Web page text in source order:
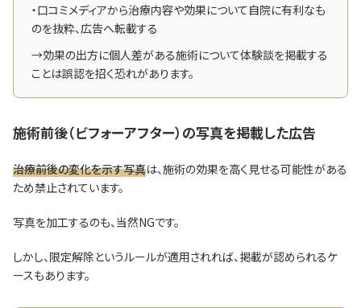
・口コミメディアから治療内容や効果について自院に有利なも
のを抜粋、広告へ転載する
→効果の出方に個人差がある施術について体験談を掲載する
ことは誤認を招く恐れがあります。
施術前後（ビフォーアフター）の写真を掲載した広告
治療前後の変化を示す写真は、施術の効果を高く見せる可能性がある
ため禁止されています。
写真を加工するのも、当然NGです。
しかし、限定解除というルールが適用されれば、掲載が認められるケ
ースもあります。